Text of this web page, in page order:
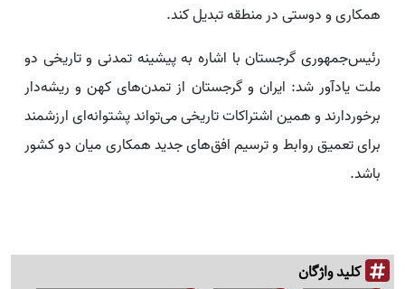
همکاری و دوستی در منطقه تبدیل کند.
رئیس‌جمهوری گرجستان با اشاره به پیشینه تمدنی و تاریخی دو
ملت یادآور شد: ایران و گرجستان از تمدن‌های کهن و ریشه‌دار
برخوردارند و همین اشتراکات تاریخی می‌تواند پشتوانه‌ای ارزشمند
برای تعمیق روابط و ترسیم افق‌های جدید همکاری میان دو کشور
باشد.
کلید واژگان